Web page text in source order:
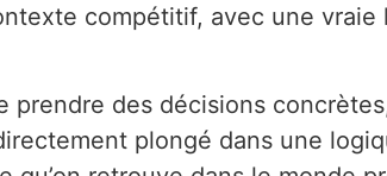
compétitif, avec une
prendre des décisions
plongé dans une